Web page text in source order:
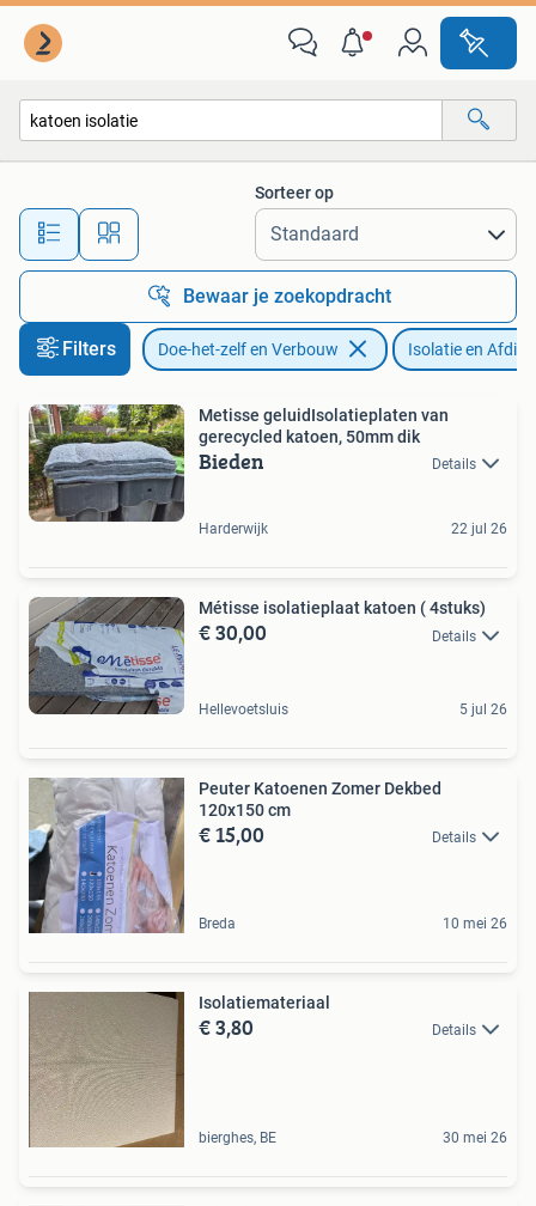
Alle afstanden…
Sorteer op
Bewaar je zoekopdracht
Filters Doe-het-zelf en Verbouw Isolatie en
Metisse geluidIsolatieplaten van
gerecycled katoen, 50mm dik
Bieden Details
Harderwijk 22 jul 26
Métisse isolatieplaat katoen ( 4stuks)
€ 30,00 Details
Hellevoetsluis 5 jul 26
Peuter Katoenen Zomer Dekbed
120x150 cm
€ 15,00 Details
Breda 10 mei 26
Isolatiemateriaal
€ 3,80 Details
bierghes, BE 30 mei 26